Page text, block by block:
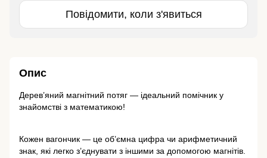
Повідомити, коли з'явиться
Опис
Дерев’яний магнітний потяг — ідеальний помічник у
знайомстві з математикою!
Кожен вагончик — це об’ємна цифра чи арифметичний
знак, які легко з’єднувати з іншими за допомогою магнітів.